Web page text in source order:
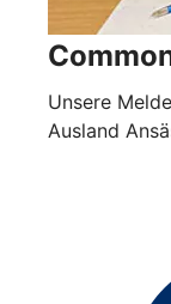
Unsere
Ausland